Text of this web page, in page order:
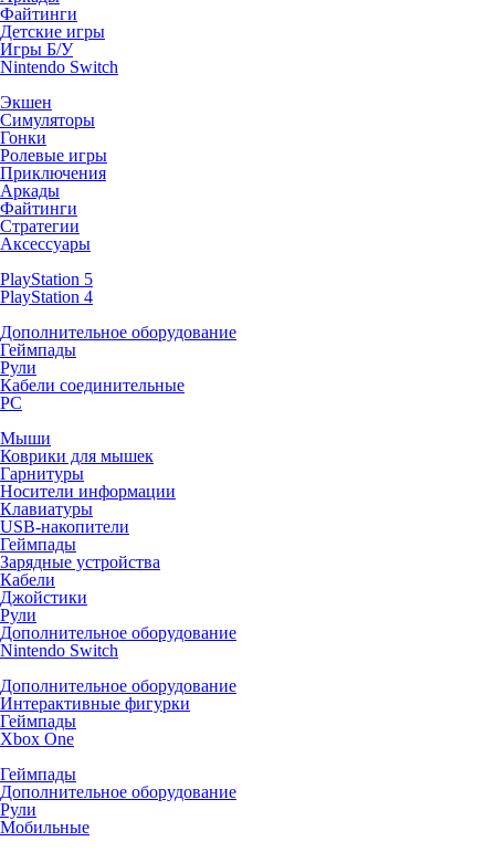
Файтинги
Детские игры
Игры Б/У
Nintendo Switch
Экшен
Симуляторы
Гонки
Ролевые игры
Приключения
Аркады
Файтинги
Стратегии
Аксессуары
PlayStation 5
PlayStation 4
Дополнительное оборудование
Геймпады
Рули
Кабели соединительные
PC
Мыши
Коврики для мышек
Гарнитуры
Носители информации
Клавиатуры
USB-накопители
Геймпады
Зарядные устройства
Кабели
Джойстики
Рули
Дополнительное оборудование
Nintendo Switch
Дополнительное оборудование
Интерактивные фигурки
Геймпады
Xbox One
Геймпады
Дополнительное оборудование
Рули
Мобильные